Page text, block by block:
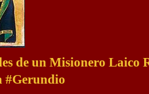
de un Misionero Laico
#Gerundio